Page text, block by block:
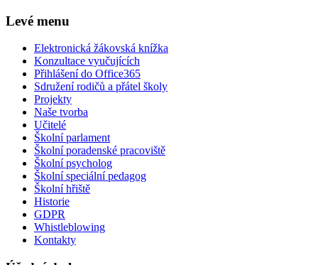
Levé menu
Elektronická žákovská knížka
Konzultace vyučujících
Přihlášení do Office365
Sdružení rodičů a přátel školy
Projekty
Naše tvorba
Učitelé
Školní parlament
Školní poradenské pracoviště
Školní psycholog
Školní speciální pedagog
Školní hřiště
Historie
GDPR
Whistleblowing
Kontakty